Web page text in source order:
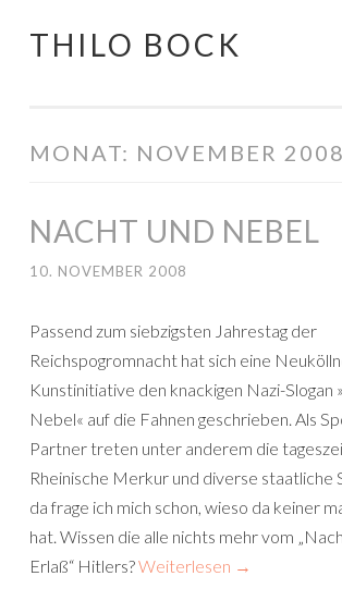
Springe
THILO BOCK
MONAT: NOVEMBER 2008
NACHT UND NEBEL
10. NOVEMBER 2008
Passend zum siebzigsten Jahrestag der
Reichspogromnacht hat sich eine
Kunstinitiative den knackigen Nazi-Slogan
Nebel« auf die Fahnen geschrieben. Als
Partner treten unter anderem die
Rheinische Merkur und diverse staatliche
da frage ich mich schon, wieso da keiner
hat. Wissen die alle nichts mehr vom
Erlaß“ Hitlers?Weiterlesen →